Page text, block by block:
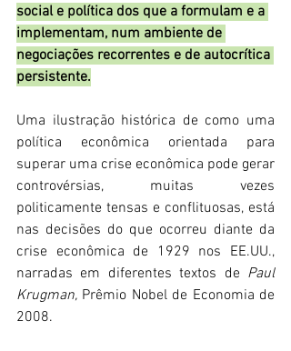
social e política dos que a formulam e a
implementam, num ambiente de
negociações recorrentes e de autocrítica
persistente.
Uma ilustração histórica de como uma
política econômica orientada para
superar uma crise econômica pode gerar
controvérsias, muitas vezes
politicamente tensas e conflituosas, está
nas decisões do que ocorreu diante da
crise econômica de 1929 nos EE.UU.,
narradas em diferentes textos de Paul
Krugman, Prêmio Nobel de Economia de
2008.